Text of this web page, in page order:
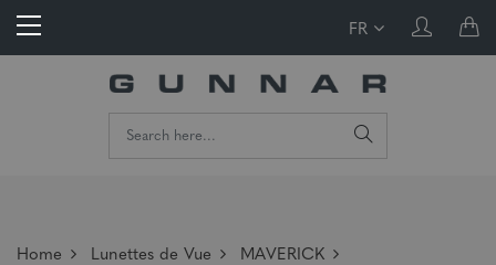
FR
Home Lunettes de Vue
MAVERICK